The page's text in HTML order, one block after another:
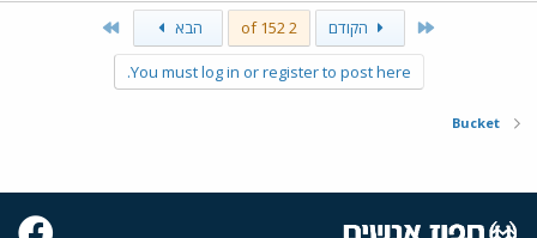
First הקודם 2 of 152 הבא
You must log in or register to post here.
Bucket